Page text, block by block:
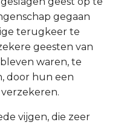
gegaan
terugkeer te
geesten van
waren, te
door hun een
vijgen, die zeer